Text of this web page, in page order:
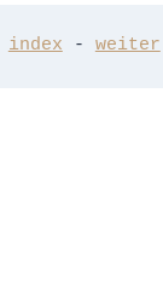
index - weiter